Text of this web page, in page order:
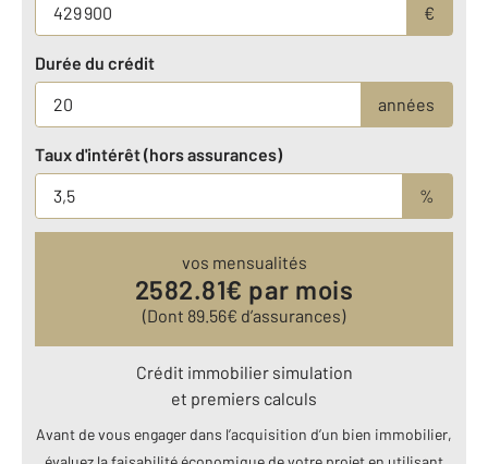
€
Durée du crédit
années
Taux d'intérêt (hors assurances)
%
vos mensualités
2582.81€ par mois
(Dont 89.56€ d’assurances)
Crédit immobilier simulation
et premiers calculs
Avant de vous engager dans l’acquisition d’un bien immobilier,